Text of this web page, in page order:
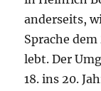
anderseits,
Sprache
lebt. Der
18. ins 20.